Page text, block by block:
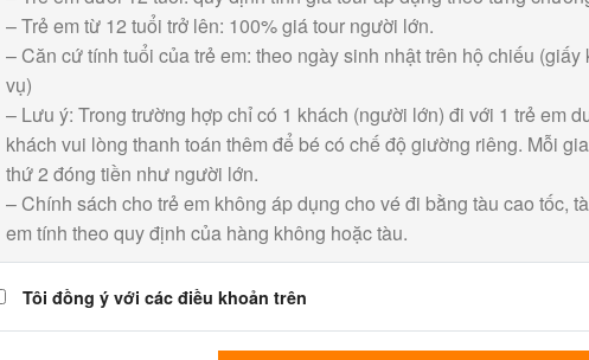
– Trẻ em từ 12 tuổi trở lên: 100% giá tour người lớn.
– Căn cứ tính tuổi của trẻ em: theo ngày sinh nhật trên hộ chiếu
vụ)
– Lưu ý: Trong trường hợp chỉ có 1 khách (người lớn) đi với 1 trẻ em
khách vui lòng thanh toán thêm để bé có chế độ giường riêng. Mỗi
thứ 2 đóng tiền như người lớn.
– Chính sách cho trẻ em không áp dụng cho vé đi bằng tàu cao tốc,
em tính theo quy định của hàng không hoặc tàu.
Tôi đồng ý với các điều khoản trên